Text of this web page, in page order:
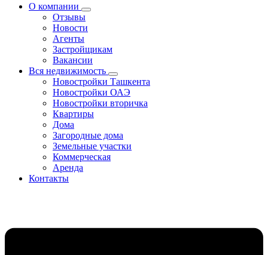
О компании
Отзывы
Новости
Агенты
Застройщикам
Вакансии
Вся недвижимость
Новостройки Ташкента
Новостройки ОАЭ
Новостройки вторичка
Квартиры
Дома
Загородные дома
Земельные участки
Коммерческая
Аренда
Контакты